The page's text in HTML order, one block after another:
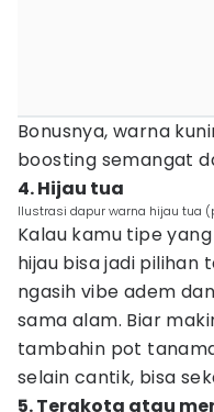
Bonusnya, warna
boosting semangat
4. Hijau tua
Ilustrasi dapur warna hijau tua
Kalau kamu tipe
hijau bisa jadi pilihan
ngasih vibe adem
sama alam. Biar
tambahin pot
selain cantik, bisa
5. Terakota atau